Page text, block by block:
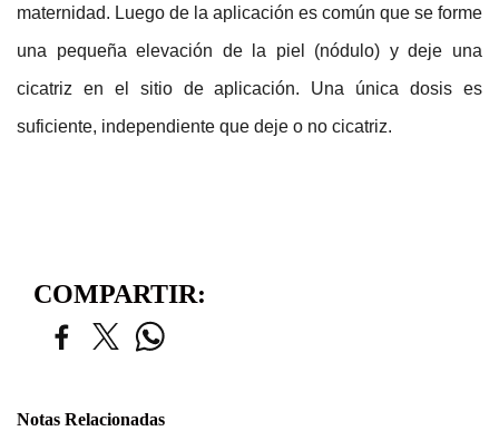
maternidad. Luego de la aplicación es común que se forme
una pequeña elevación de la piel (nódulo) y deje una
cicatriz en el sitio de aplicación. Una única dosis es
suficiente, independiente que deje o no cicatriz.
COMPARTIR:
Notas Relacionadas